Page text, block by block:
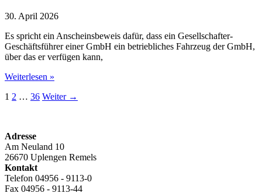
Organschaft
30. April 2026
Es spricht ein Anscheinsbeweis dafür, dass ein Gesellschafter-
Geschäftsführer einer GmbH ein betriebliches Fahrzeug der GmbH,
über das er verfügen kann,
Anscheinsbeweis
Privatnutzung
Weiterlesen »
1 2 … 36 Weiter →
Adresse
Am Neuland 10
26670 Uplengen Remels
Kontakt
Telefon 04956 - 9113-0
Fax 04956 - 9113-44